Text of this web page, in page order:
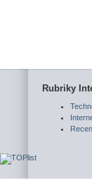
Rubriky